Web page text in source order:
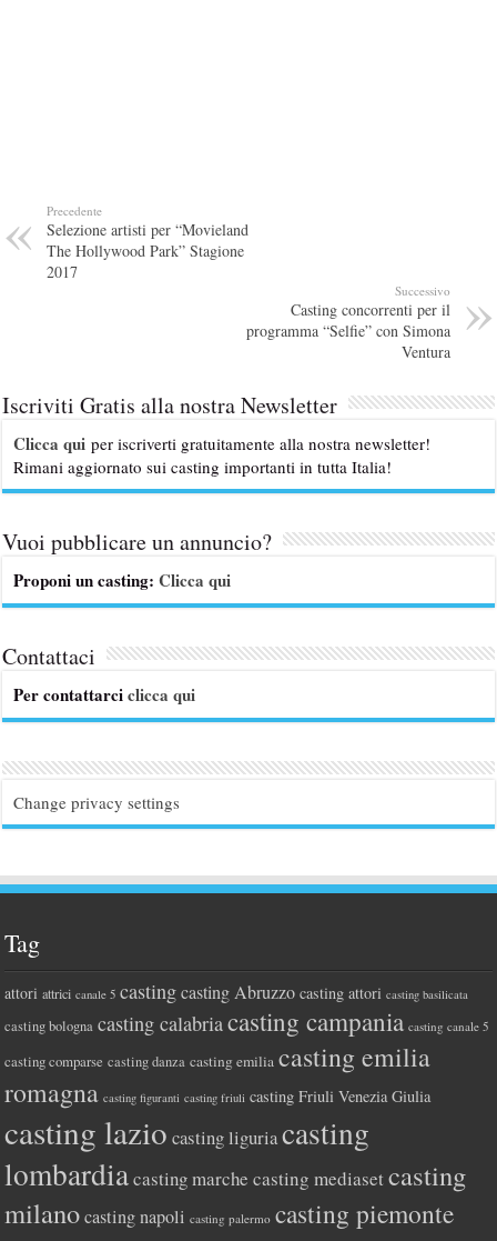
Precedente
Selezione artisti per “Movieland
The Hollywood Park” Stagione
2017
Successivo
Casting concorrenti per il
programma “Selfie” con Simona
Ventura
Iscriviti Gratis alla nostra Newsletter
Clicca qui per iscriverti gratuitamente alla nostra newsletter!
Rimani aggiornato sui casting importanti in tutta Italia!
Vuoi pubblicare un annuncio?
Proponi un casting:Clicca qui
Contattaci
Per contattarciclicca qui
Change privacy settings
Tag
attori attrici canale 5 casting casting Abruzzo casting attori casting basilicata
casting bologna casting calabriacasting campania casting canale 5
casting comparse casting danza casting emilia casting emilia
romagna casting figuranti casting friuli casting Friuli Venezia Giulia
casting lazio casting liguriacasting
lombardiacasting marche casting mediasetcasting
milano casting napoli casting palermo casting piemonte